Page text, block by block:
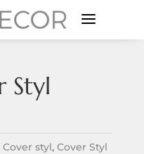
a
Styl
Cover styl, Cover Styl